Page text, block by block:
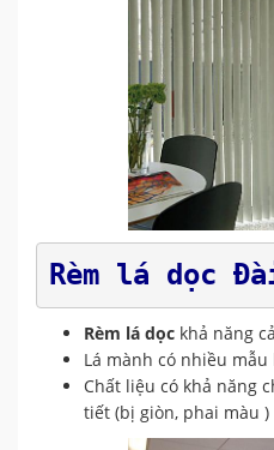
Rèm lá dọc
Rèm lá dọc khả năng
Lá mành có nhiều
Chất liệu có khả năng
tiết (bị giòn, phai màu )